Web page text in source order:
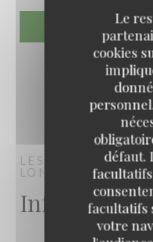
Le
cookies
défaut.
facultatifs
votre
LES ÉTANGS DE
LONGUEIL-
Infos